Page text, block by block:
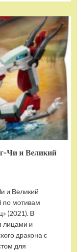
Чи и Великий
и Великий
по мотивам
(2021). В
лицами и
дракона с
для